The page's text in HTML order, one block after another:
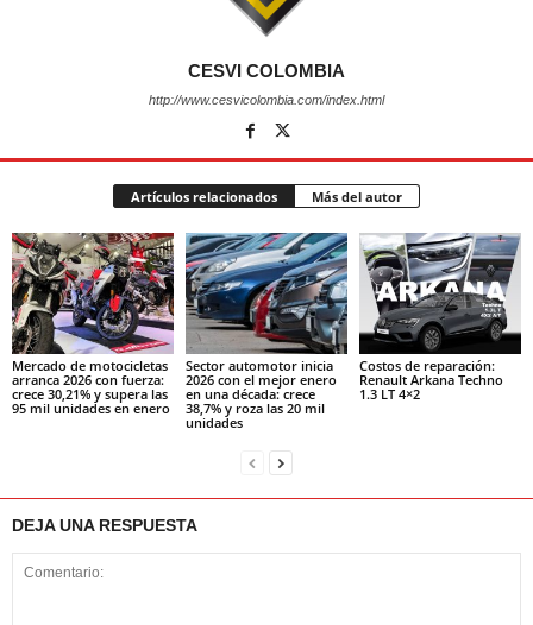
CESVI COLOMBIA
http://www.cesvicolombia.com/index.html
Artículos relacionados Más del autor
Mercado de motocicletas
arranca 2026 con fuerza:
crece 30,21% y supera las
95 mil unidades en enero
Sector automotor inicia
2026 con el mejor enero
en una década: crece
38,7% y roza las 20 mil
unidades
Costos de reparación:
Renault Arkana Techno
1.3 LT 4×2
DEJA UNA RESPUESTA